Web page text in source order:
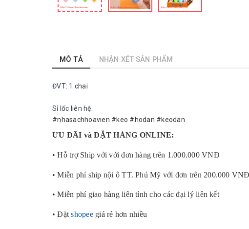
MÔ TẢ NHẬN XÉT SẢN PHẨM
ĐVT: 1 chai
Sỉ lốc liên hệ.
#nhasachhoavien #keo #hodan #keodan
ƯU ĐÃI và ĐẶT HÀNG ONLINE:
• Hỗ trợ Ship với với đơn hàng trên 1.000.000 VNĐ
• Miễn phí ship nội ô TT. Phú Mỹ với đơn trên 200.000 VNĐ
• Miễn phí giao hàng liên tỉnh cho các đại lý liên kết
• Đặtshopeegiá rẻ hơn nhiều